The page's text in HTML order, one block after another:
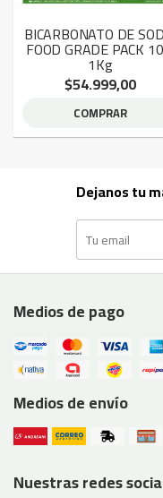
BICARBONATO DE
FOOD GRADE PACK
1Kg
$54.999,00
COMPRAR
Dejanos tu
Medios de pago
Medios de envío
Nuestras redes